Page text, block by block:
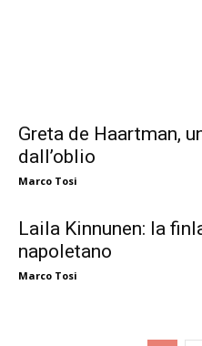
Greta de Haartman,
dall’oblio
Marco Tosi
Laila Kinnunen: la
napoletano
Marco Tosi